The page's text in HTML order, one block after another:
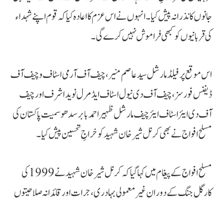
جانوں کا نذرانہ پیش کیا۔ انہوں نے اس عزم کا اعادہ کیا کہ قوم اپنے شہداء
کی قربانیوں کو کبھی فراموش نہیں کرے گی۔
اس موقع پر فیلڈ مارشل سید عاصم منیر، چیف آف آرمی اسٹاف و چیف آف
ڈیفنس فورسز، چیف آف دی نیول اسٹاف ایڈمرل نوید اشرف اور چیف
آف دی ایئر اسٹاف ایئر چیف مارشل ظہیر احمد بابر سدھو سمیت پاکستان کی
مسلح افواج نے بھی کرنل شیر خان شہید کو خراجِ تحسین پیش کیا۔
مسلح افواج کے پیغام میں کہا گیا کہ کرنل شیر خان شہید نے 1999 کی
کارگل جنگ کے دوران غیر معمولی بہادری، جرات اور قائدانہ صلاحیتوں